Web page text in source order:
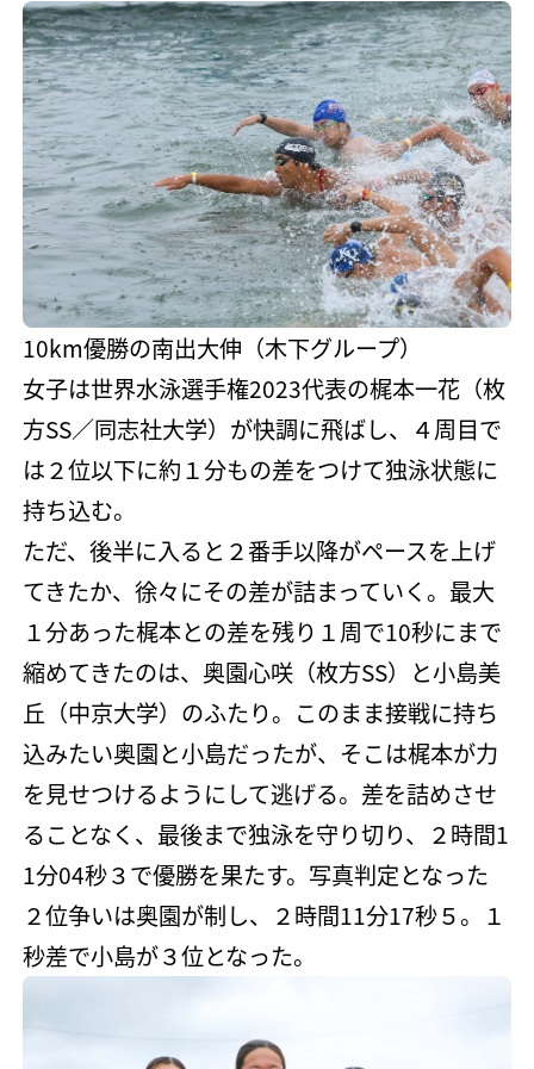
10km優勝の南出大伸（木下グループ）
女子は世界水泳選手権2023代表の梶本一花（枚
方SS／同志社大学）が快調に飛ばし、４周目で
は２位以下に約１分もの差をつけて独泳状態に
持ち込む。
ただ、後半に入ると２番手以降がペースを上げ
てきたか、徐々にその差が詰まっていく。最大
１分あった梶本との差を残り１周で10秒にまで
縮めてきたのは、奥園心咲（枚方SS）と小島美
丘（中京大学）のふたり。このまま接戦に持ち
込みたい奥園と小島だったが、そこは梶本が力
を見せつけるようにして逃げる。差を詰めさせ
ることなく、最後まで独泳を守り切り、２時間1
1分04秒３で優勝を果たす。写真判定となった
２位争いは奥園が制し、２時間11分17秒５。１
秒差で小島が３位となった。